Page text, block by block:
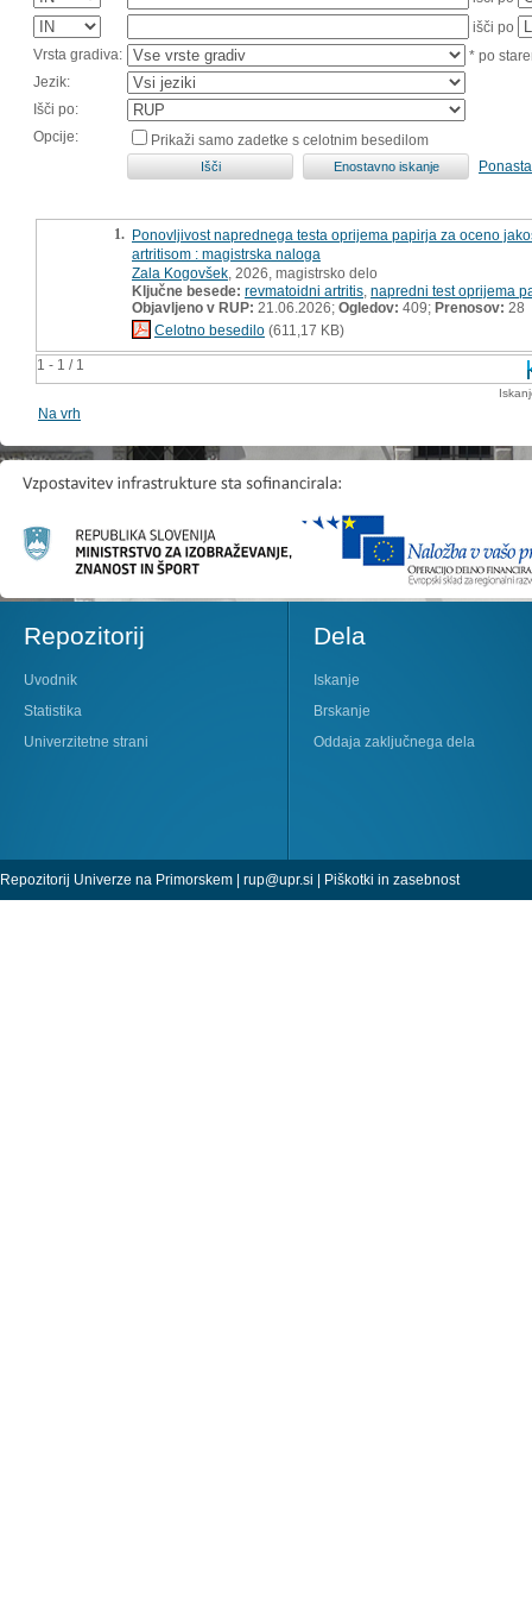
išči po
Vrsta gradiva:
* po
Jezik:
Išči po:
Opcije:
Prikaži samo zadetke s celotnim besedilom
1 - 1 / 1
1. Ponovljivost naprednega testa oprijema papirja za oceno
artritisom : magistrska naloga
Zala Kogovšek , 2026, magistrsko delo
Ključne besede: revmatoidni artritis napredni test oprijema
Objavljeno v RUP: 21.06.2026; Ogledov: 409; Prenosov: 28
Celotno besedilo (611,17 KB)
Na vrh
Repozitorij
Uvodnik
Statistika
Univerzitetne strani
Dela
Iskanje
Brskanje
Oddaja zaključnega dela
Repozitorij Univerze na Primorskem | rup@upr.si | Piškotki in zasebnost